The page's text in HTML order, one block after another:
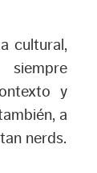
cultural,
y
a
nerds.